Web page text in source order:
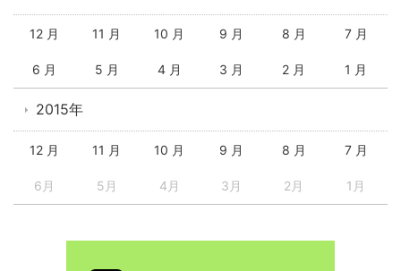
12 月 11 月 10 月 9 月 8 月 7 月
6 月 5 月 4 月 3 月 2 月 1 月
2015年
12 月 11 月 10 月 9 月 8 月 7 月
6月 5月 4月 3月 2月 1月